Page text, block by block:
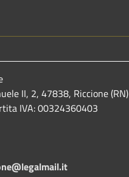
II, 2, 47838, Riccione (RN)
IVA: 00324360403